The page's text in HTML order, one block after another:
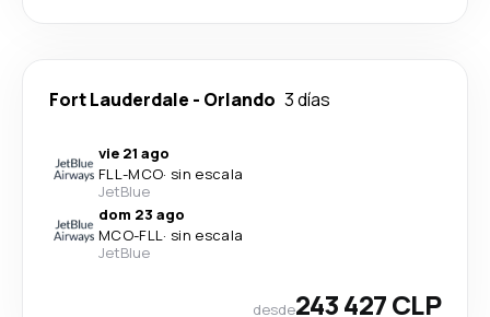
Fort Lauderdale - Orlando 3 días
vie 21 ago
FLL-MCO· sin escala
JetBlue
dom 23 ago
MCO-FLL· sin escala
JetBlue
desde243 427 CLP